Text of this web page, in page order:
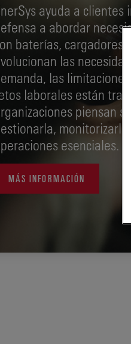
ayuda a
a abordar
baterías, cargadores
las
las
laborales están
piensan
esenciales.
MÁS INFORMACIÓN